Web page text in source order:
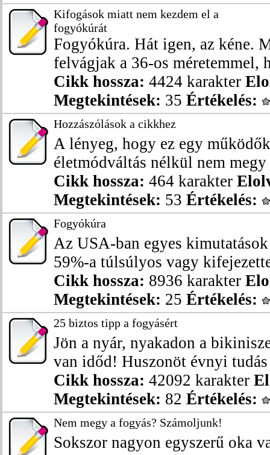
Kifogások miatt nem kezdem el a
fogyókúrát
Fogyókúra. Hát igen, az kéne.
felvágjak a 36-os méretemmel,
Cikk hossza: 4424 karakter
Megtekintések: 35 Értékelés:
Hozzászólások a cikkhez
A lényeg, hogy ez egy
életmódváltás nélkül nem
Cikk hossza: 464 karakter
Megtekintések: 53 Értékelés:
Fogyókúra
Az USA-ban egyes
59%-a túlsúlyos vagy
Cikk hossza: 8936 karakter
Megtekintések: 25 Értékelés:
25 biztos tipp a fogyásért
Jön a nyár, nyakadon a
van időd! Huszonöt évnyi
Cikk hossza: 42092 karakter
Megtekintések: 82 Értékelés:
Nem megy a fogyás? Számoljunk!
Sokszor nagyon egyszerű oka